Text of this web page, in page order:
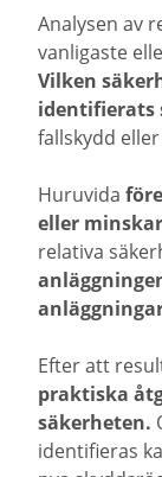
Analysen av
vanligaste
Vilken
identifierats
fallskydd
Huruvida
eller minskar
relativa
Efter att
praktiska
säkerheten.
identifieras